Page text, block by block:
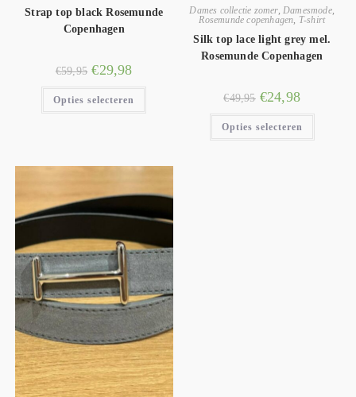
Strap top black Rosemunde
Copenhagen
€59,95 €29,98
Opties selecteren
Dames collectie zomer, Damesmode,
Rosemunde copenhagen T-shirt
Silk top lace light grey mel.
Rosemunde Copenhagen
€49,95 €24,98
Opties selecteren